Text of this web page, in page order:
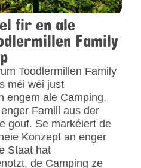
fir en ale
Family
Toodlermillen Family
méi wéi just
engem ale Camping,
Famill aus der
gouf. Se markéiert de
Konzept an enger
Staat hat
de Camping ze